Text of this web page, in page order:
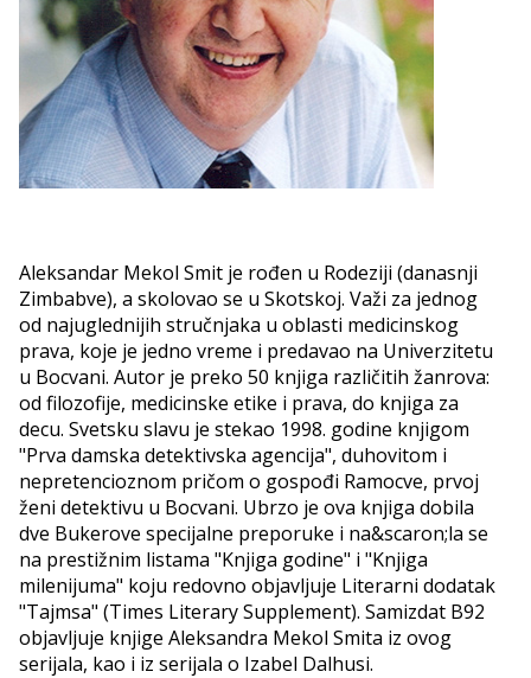
Aleksandar Mekol Smit je rođen u Rodeziji (danasnji
Zimbabve), a skolovao se u Skotskoj. Važi za jednog
od najuglednijih stručnjaka u oblasti medicinskog
prava, koje je jedno vreme i predavao na Univerzitetu
u Bocvani. Autor je preko 50 knjiga različitih žanrova:
od filozofije, medicinske etike i prava, do knjiga za
decu. Svetsku slavu je stekao 1998. godine knjigom
"Prva damska detektivska agencija", duhovitom i
nepretencioznom pričom o gospođi Ramocve, prvoj
ženi detektivu u Bocvani. Ubrzo je ova knjiga dobila
dve Bukerove specijalne preporuke i na&scaron;la se
na prestižnim listama "Knjiga godine" i "Knjiga
milenijuma" koju redovno objavljuje Literarni dodatak
"Tajmsa" (Times Literary Supplement). Samizdat B92
objavljuje knjige Aleksandra Mekol Smita iz ovog
serijala, kao i iz serijala o Izabel Dalhusi.